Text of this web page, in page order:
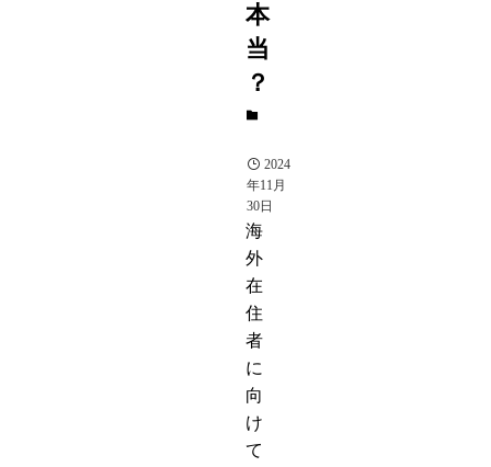
本
当
？
2024
年11月
30日
海
外
在
住
者
に
向
け
て